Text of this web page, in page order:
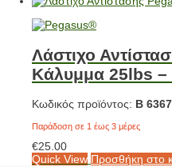
Λάστιχο
Κάλυμμα 25lbs –
Κωδικός προϊόντος: Β
Παράδοση σε 1 έως 3 μέρες
€25.00
Quick View Προσθήκη στο